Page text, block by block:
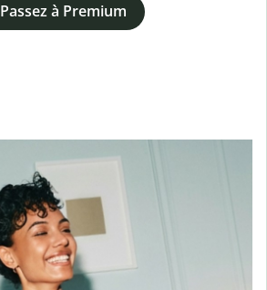
Passez à Premium